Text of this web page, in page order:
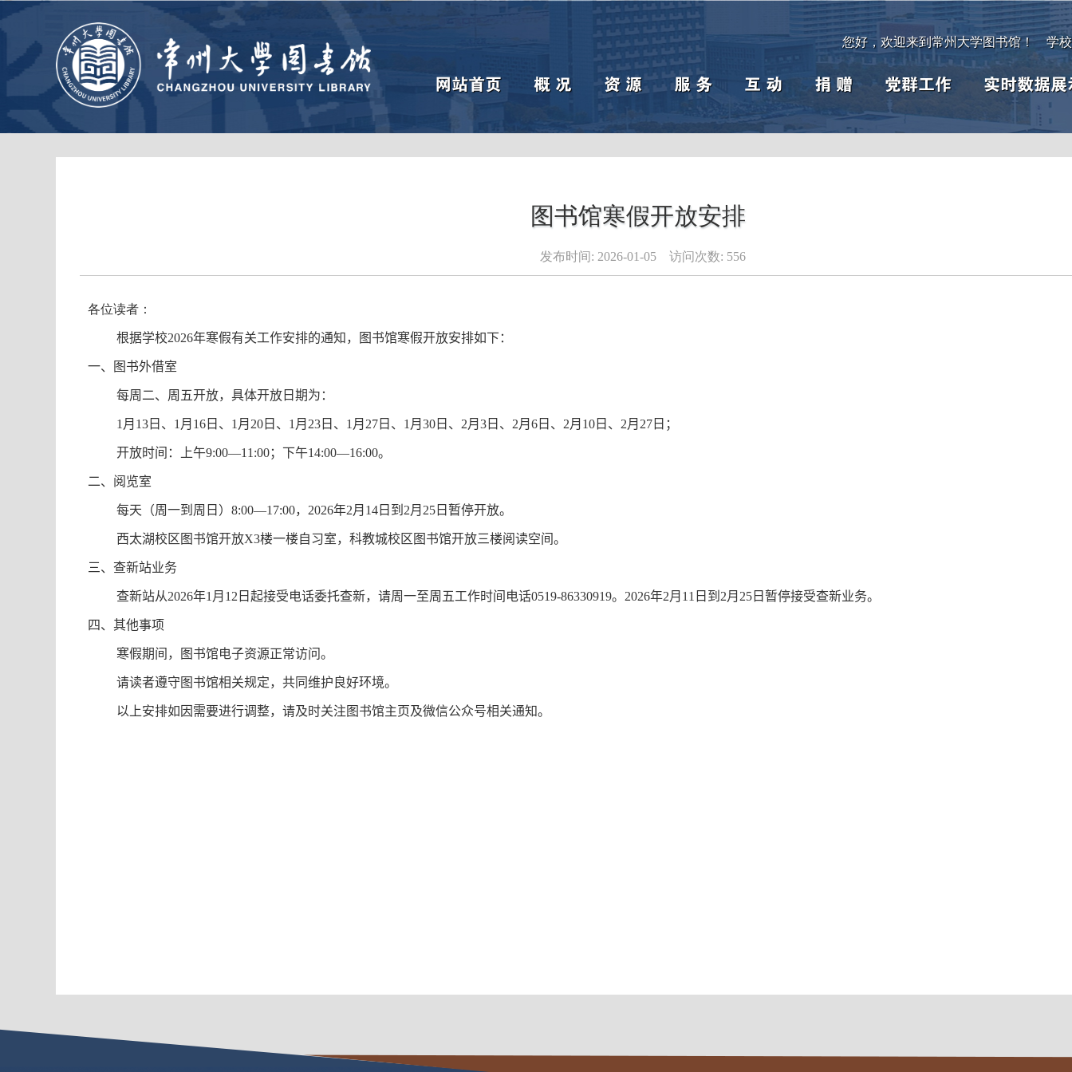
您好，欢迎来到常州大学图书馆！学
网站首页 概 况 资 源 服 务 互 动 捐 赠 党群工作 实时数据展
图书馆寒假开放安排
发布时间: 2026-01-05 访问次数: 556
各位读者：
根据学校2026年寒假有关工作安排的通知，图书馆寒假开放安排如下：
一、图书外借室
每周二、周五开放，具体开放日期为：
1 月 13 日、 1 月 16 日、 1 月 20 日、 1 月 23 日、 1 月 27 日、 1 月 30 日、 2月 3 日、 2月 6 日、 2月 10 日、 2月 27 日；
开放时间：上午9:00—11:00；下午14:00—16:00。
二、阅览室
每天（周一到周日） 8:00—17:00， 2026年2月 14 日到 2月 25 日暂停开放。
西太湖校区图书馆开放X3楼一楼自习室，科教城校区图书馆开放三楼阅读空间。
三、查新站业务
查新站从2026年1 月 12 日起接受电话委托查新，请周一至周五工作时间电话0519-86330919。 2026年2月 11 日到 2月 25 日暂停接受查新业务。
四、其他事项
寒假期间，图书馆电子资源正常访问。
请读者遵守图书馆相关规定，共同维护良好环境。
以上安排如因需要进行调整，请及时关注图书馆主页及微信公众号相关通知。